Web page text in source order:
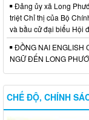
Đảng ủy xã Long
triệt Chỉ thị của Bộ
và bầu cử đại biểu Hội
ĐỒNG NAI ENGLISH
NGỮ ĐẾN LONG
CHẾ ĐỘ, CHÍNH